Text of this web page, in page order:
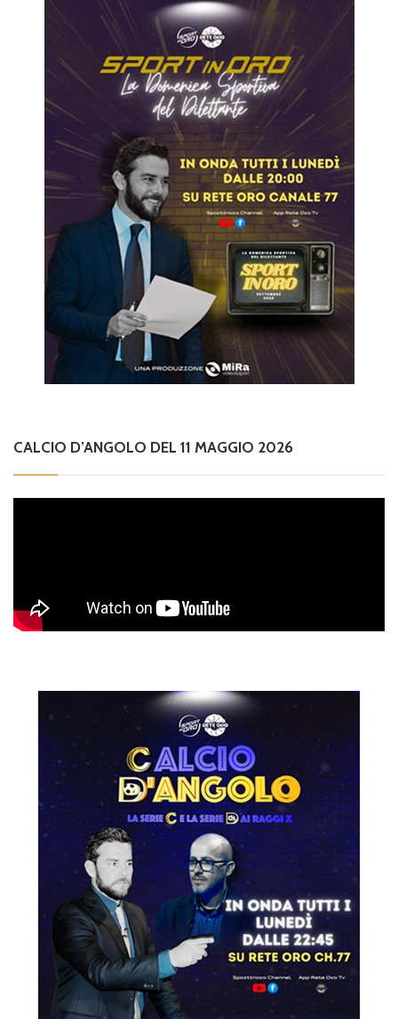
CALCIO D’ANGOLO DEL 11 MAGGIO 2026